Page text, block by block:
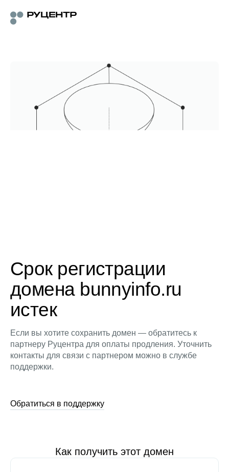
Срок регистрации
домена bunnyinfo.ru
истек
Если вы хотите сохранить домен — обратитесь к
партнеру Руцентра для оплаты продления. Уточнить
контакты для связи с партнером можно в службе
поддержки.
Обратиться в поддержку
Как получить этот домен